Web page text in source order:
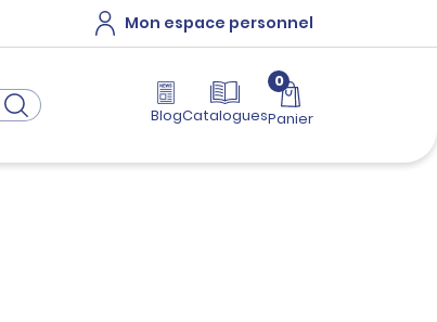
Mon espace personnel
BlogCatalogues
0
Panier